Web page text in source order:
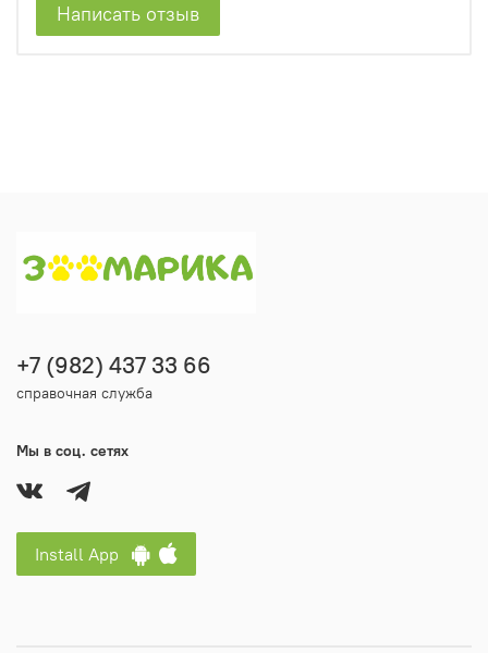
Написать отзыв
+7 (982) 437 33 66
справочная служба
Мы в соц. сетях
Install App